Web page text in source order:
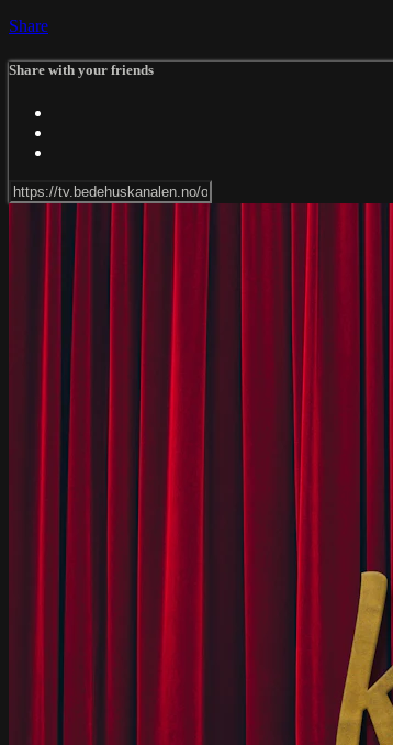
Share
Share with your friends